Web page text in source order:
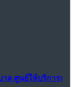
ล ศูนย์ให้บริการ)